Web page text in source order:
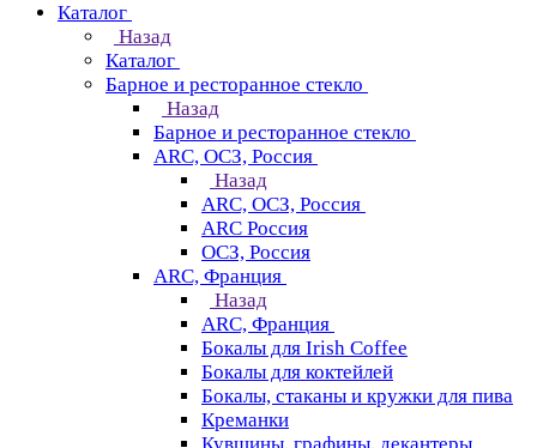
Каталог
Назад
Каталог
Барное и ресторанное стекло
Назад
Барное и ресторанное стекло
ARC, ОСЗ, Россия
Назад
ARC, ОСЗ, Россия
ARC Россия
ОСЗ, Россия
ARC, Франция
Назад
ARC, Франция
Бокалы для Irish Coffee
Бокалы для коктейлей
Бокалы, стаканы и кружки для пива
Креманки